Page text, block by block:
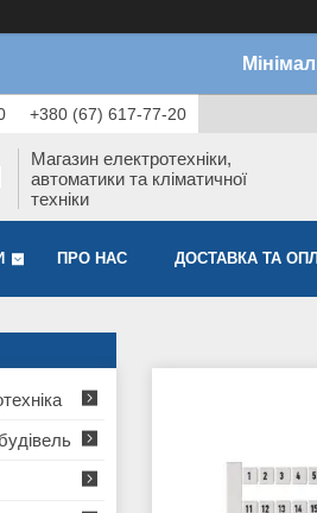
+380 (67) 617-77-20
Магазин електротехніки,
автоматики та кліматичної
техніки
ПРО НАС ДОСТАВКА ТА